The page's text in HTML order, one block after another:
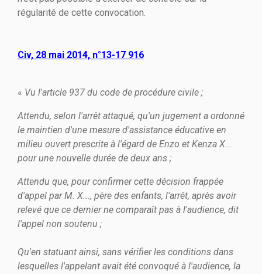
régularité de cette convocation.
Civ, 28 mai 2014, n°13-17 916
« Vu l'article 937 du code de procédure civile ;
Attendu, selon l'arrêt attaqué, qu'un jugement a ordonné
le maintien d'une mesure d'assistance éducative en
milieu ouvert prescrite à l'égard de Enzo et Kenza X...
pour une nouvelle durée de deux ans ;
Attendu que, pour confirmer cette décision frappée
d'appel par M. X..., père des enfants, l'arrêt, après avoir
relevé que ce dernier ne comparaît pas à l'audience, dit
l'appel non soutenu ;
Qu'en statuant ainsi, sans vérifier les conditions dans
lesquelles l'appelant avait été convoqué à l'audience, la